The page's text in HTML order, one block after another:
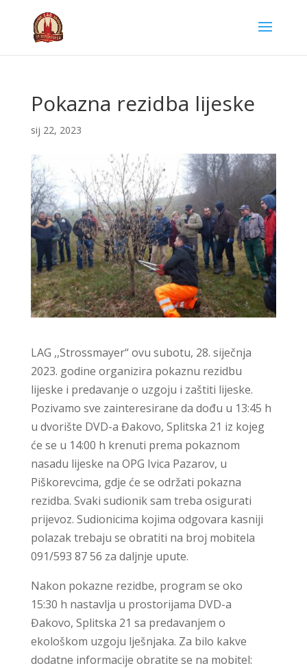
Pokazna rezidba lijeske
sij 22, 2023
LAG ,,Strossmayer“ ovu subotu, 28. siječnja
2023. godine organizira pokaznu rezidbu
lijeske i predavanje o uzgoju i zaštiti lijeske.
Pozivamo sve zainteresirane da dođu u 13:45 h
u dvorište DVD-a Đakovo, Splitska 21 iz kojeg
će se u 14:00 h krenuti prema pokaznom
nasadu lijeske na OPG Ivica Pazarov, u
Piškorevcima, gdje će se održati pokazna
rezidba. Svaki sudionik sam treba osigurati
prijevoz. Sudionicima kojima odgovara kasniji
polazak trebaju se obratiti na broj mobitela
091/593 87 56 za daljnje upute.
Nakon pokazne rezidbe, program se oko
15:30 h nastavlja u prostorijama DVD-a
Đakovo, Splitska 21 sa predavanjem o
ekološkom uzgoju lješnjaka. Za bilo kakve
dodatne informacije obratite se na mobitel: